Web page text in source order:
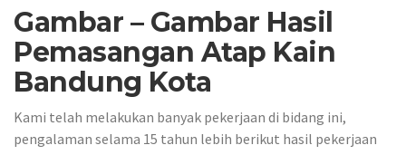
Gambar – Gambar Hasil
Pemasangan Atap Kain
Bandung Kota
Kami telah melakukan banyak pekerjaan di bidang ini,
pengalaman selama 15 tahun lebih berikut hasil pekerjaan